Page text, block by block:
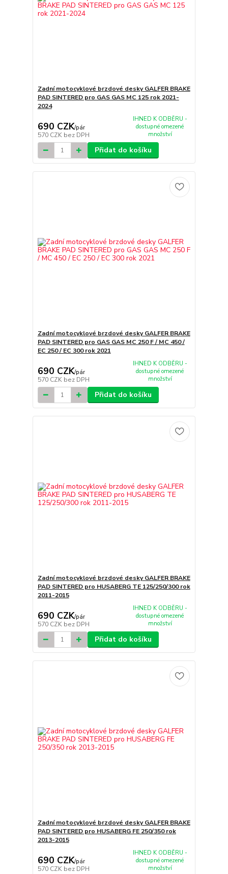
Zadní motocyklové brzdové desky GALFER BRAKE
PAD SINTERED pro GAS GAS MC 125 rok 2021-
2024
690 CZK/pár
570 CZK bez DPH
IHNED K ODBĚRU -
dostupné omezené
množství
Přidat do košíku
Zadní motocyklové brzdové desky GALFER BRAKE
PAD SINTERED pro GAS GAS MC 250 F / MC 450 /
EC 250 / EC 300 rok 2021
690 CZK/pár
570 CZK bez DPH
IHNED K ODBĚRU -
dostupné omezené
množství
Přidat do košíku
Zadní motocyklové brzdové desky GALFER BRAKE
PAD SINTERED pro HUSABERG TE 125/250/300 rok
2011-2015
690 CZK/pár
570 CZK bez DPH
IHNED K ODBĚRU -
dostupné omezené
množství
Přidat do košíku
Zadní motocyklové brzdové desky GALFER BRAKE
PAD SINTERED pro HUSABERG FE 250/350 rok
2013-2015
690 CZK/pár
570 CZK bez DPH
IHNED K ODBĚRU -
dostupné omezené
množství